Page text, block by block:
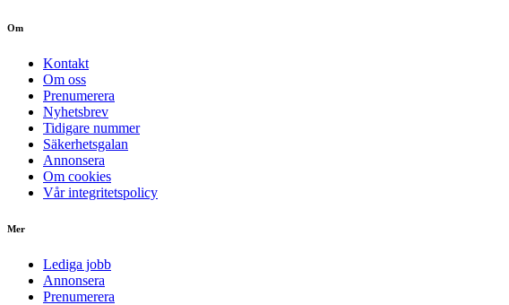
Om
Kontakt
Om oss
Prenumerera
Nyhetsbrev
Tidigare nummer
Säkerhetsgalan
Annonsera
Om cookies
Vår integritetspolicy
Mer
Lediga jobb
Annonsera
Prenumerera